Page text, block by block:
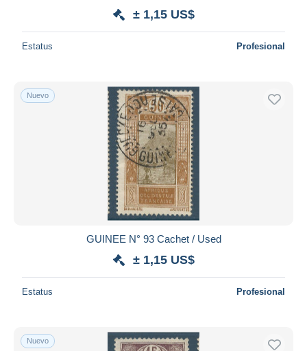
± 1,15 US$
Estatus Profesional
Nuevo
GUINEE N° 93 Cachet / Used
± 1,15 US$
Estatus Profesional
Nuevo